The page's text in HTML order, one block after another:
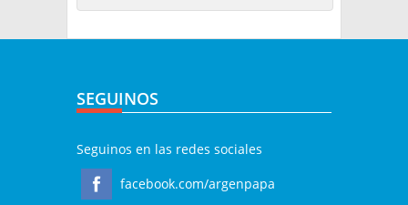
SEGUINOS
Seguinos en las redes sociales
facebook.com/argenpapa